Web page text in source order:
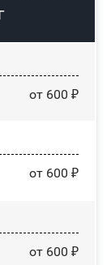
от 600 ₽
от 600 ₽
от 600 ₽